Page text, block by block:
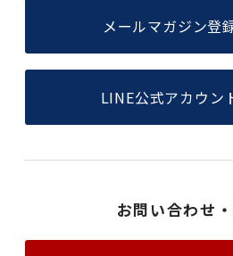
メールマガジン登
LINE公式アカウン
お問い合わせ